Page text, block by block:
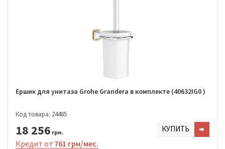
Ершик для унитаза Grohe Grandera в комплекте (40632IG0 )
Код товара: 24485
18 256 грн. КУПИТЬ
Кредит от 761 грн/мес.